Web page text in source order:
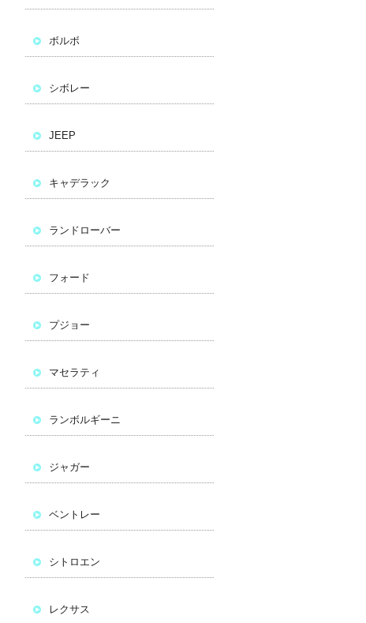
ボルボ
シボレー
JEEP
キャデラック
ランドローバー
フォード
プジョー
マセラティ
ランボルギーニ
ジャガー
ベントレー
シトロエン
レクサス